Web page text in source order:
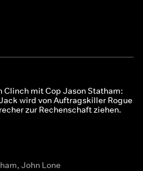
mit Cop Jason Statham:
wird von Auftragskiller Rogue
zur Rechenschaft ziehen.
John Lone